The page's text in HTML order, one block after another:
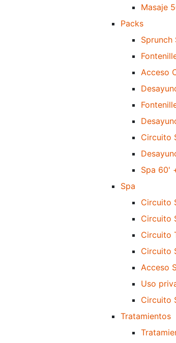
Masaje
Packs
Sprunch
Acceso
Circuito
Spa 60'
Spa
Circuito
Circuito
Circuito
Circuito
Acceso
Uso
Circuito
Tratamientos